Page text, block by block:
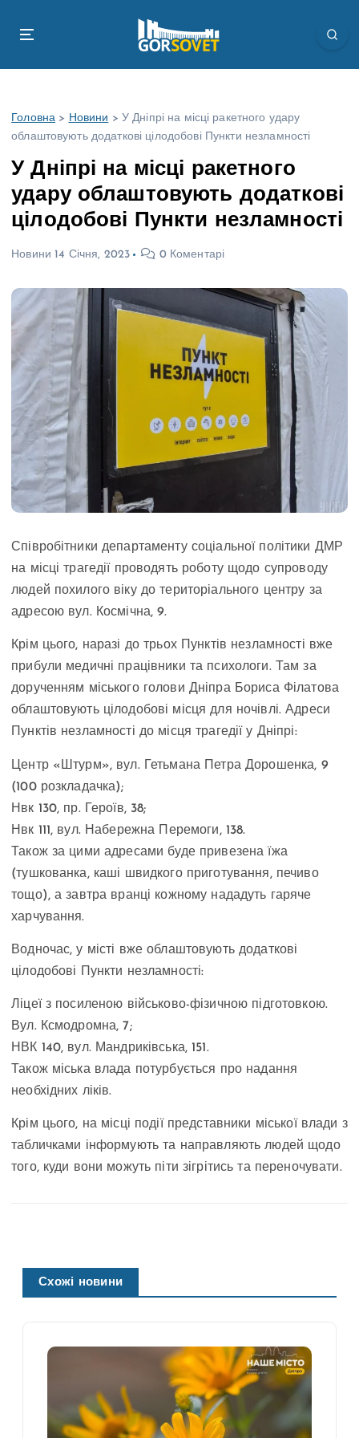
Головна > Новини > У Дніпрі на місці ракетного удару
облаштовують додаткові цілодобові Пункти незламності
У Дніпрі на місці ракетного
удару облаштовують додаткові
цілодобові Пункти незламності
Новини 14 Січня, 2023 0 Коментарі
Співробітники департаменту соціальної політики ДМР
на місці трагедії проводять роботу щодо супроводу
людей похилого віку до територіального центру за
адресою вул. Космічна, 9.
Крім цього, наразі до трьох Пунктів незламності вже
прибули медичні працівники та психологи. Там за
дорученням міського голови Дніпра Бориса Філатова
облаштовують цілодобові місця для ночівлі. Адреси
Пунктів незламності до місця трагедії у Дніпрі:
Центр «Штурм», вул. Гетьмана Петра Дорошенка, 9
(100 розкладачка);
Нвк 130, пр. Героїв, 38;
Нвк 111, вул. Набережна Перемоги, 138.
Також за цими адресами буде привезена їжа
(тушкованка, каші швидкого приготування, печиво
тощо), а завтра вранці кожному нададуть гаряче
харчування.
Водночас, у місті вже облаштовують додаткові
цілодобові Пункти незламності:
Ліцеї з посиленою військово-фізичною підготовкою.
Вул. Ксмодромна, 7;
НВК 140, вул. Мандриківська, 151.
Також міська влада потурбується про надання
необхідних ліків.
Крім цього, на місці події представники міської влади з
табличками інформують та направляють людей щодо
того, куди вони можуть піти зігрітись та переночувати.
Схожі новини